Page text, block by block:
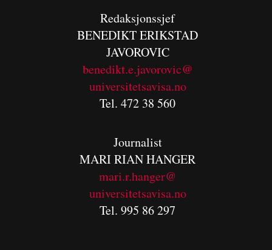
Redaksjonssjef
BENEDIKTERIKSTAD
JAVOROVIC
benedikt.e.javorovic@
universitetsavisa.no
Tel. 472 38 560
Journalist
MARI RIAN HANGER
mari.r.hanger@
universitetsavisa.no
Tel. 995 86 297